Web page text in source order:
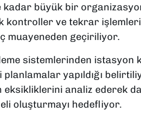
kadar büyük bir
kontroller ve tekrar
muayeneden geçiriliyor.
sistemlerinden istasyon
yapıldığı
analiz ederek
oluşturmayı hedefliyor.